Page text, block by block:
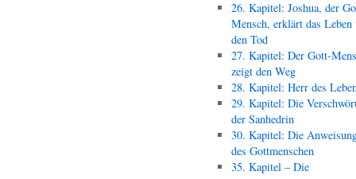
26. Kapitel: Joshua, der
Mensch, erklärt das Leben
den Tod
27. Kapitel: Der Gott-
zeigt den Weg
28. Kapitel: Herr des
29. Kapitel: Die
der Sanhedrin
30. Kapitel: Die
des Gottmenschen
35. Kapitel – Die